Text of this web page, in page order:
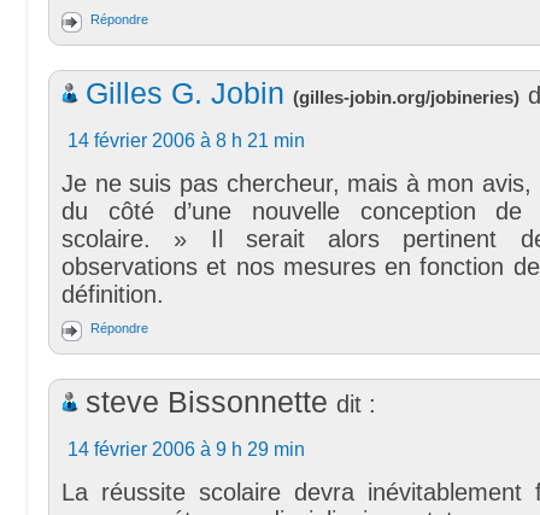
Répondre
Gilles G. Jobin (gilles-jobin.org/jobineries)
14 février 2006 à 8 h 21 min
Je ne suis pas chercheur, mais à mon
du côté d’une nouvelle conception
scolaire. » Il serait alors pertinent
observations et nos mesures en fonction
définition.
Répondre
steve Bissonnette dit :
14 février 2006 à 9 h 29 min
La réussite scolaire devra inévitablement